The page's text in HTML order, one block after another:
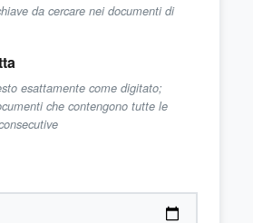
da cercare nei documenti di
esattamente come digitato;
che contengono tutte le